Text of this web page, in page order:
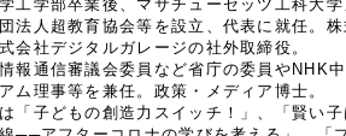
工学部卒業後、マサチューセッツ工科大
法人超教育協会等を設立、代表に就任。
会社デジタルガレージの社外取締役。
報通信審議会委員など省庁の委員やNHK
ム理事等を兼任。政策・メディア博士。
「子どもの創造力スイッチ！」、「賢い